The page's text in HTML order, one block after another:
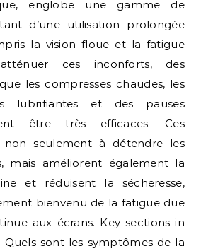
englobe une gamme de
d’une utilisation prolongée
la vision floue et la fatigue
ces inconforts, des
les compresses chaudes, les
lubrifiantes et des pauses
être très efficaces. Ces
non seulement à détendre les
mais améliorent également la
et réduisent la sécheresse,
bienvenu de la fatigue due
aux écrans. Key sections in
sont les symptômes de la